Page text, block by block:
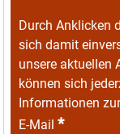
Durch Anklicken
sich damit
unsere aktuellen
können sich
Informationen
E-Mail *